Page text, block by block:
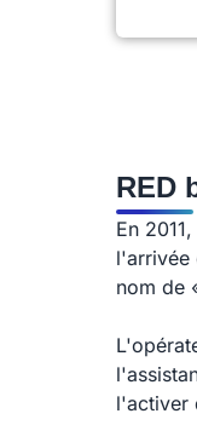
SFR
RED
En
l'arrivée
nom de
l'activer